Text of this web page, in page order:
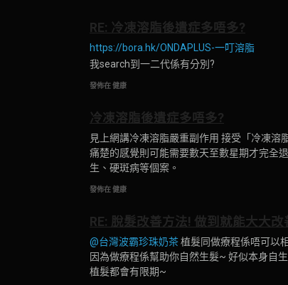
以前有人講過多數30歲後先會出現，但近年
係香港治療玫瑰痤瘡價錢水平係
其實只要操作儀器既人有豐富美容知識同操
RE: 冷凍溶脂後遺症多唔多?
https://bora.hk/ONDAPLUS-一叮溶脂
我search到一二代係有分別?
發佈在 健康
冷凍溶脂後遺症多唔多?
見上網講冷凍溶脂嚴重副作用 接受「冷凍
痛楚的感覺則可能需要數天至數星期才完全
生、硬斑病等個案。
發佈在 健康
RE: 脫髮改善方法! 做到就能大大改
@台灣波霸珍珠奶茶植髮同做療程係唔可以
因為做療程係幫助你自然生髮~ 好似本身自
植髮都會有限期~